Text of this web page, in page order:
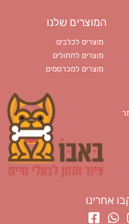
המוצרים שלנו
מוצרים לכלבים
מוצרים לחתולים
מוצרים למכרסמים
אחרינו